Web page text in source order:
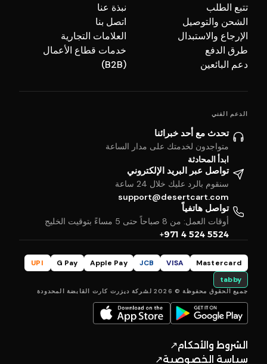
تتبع الطلب
الشحن والتوصيل
الإرجاع والاستبدال
طرق الدفع
دعم البائعين
نبذة عنا
اتصل بنا
العلامات التجارية
خدمات قطاع الأعمال
(B2B)
الدعم الفني
تحدث مع أحد خبرائنا
متواجدون لخدمتك على مدار الساعة
ابدأ المحادثة
تواصل عبر البريد الإلكتروني
سنقوم بالرد عليك خلال 24 ساعة
support@desertcart.com
تواصل هاتفياً
أوقات العمل: من 8 صباحاً حتى 5 مساءً بتوقيت الخليج
+971 4 524 5524
Mastercard
VISA
JCB
Apple Pay
G Pay
UPI
tabby
جميع الحقوق محفوظة © 2026 لشركة ديزرت كارت القابضة المحدودة
الشروط والأحكام↗
سياسة الخصوصية↗